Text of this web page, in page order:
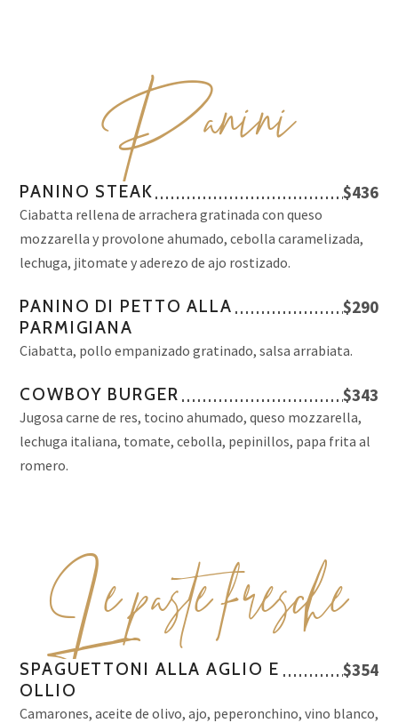
P
anini
PANINO STEAK
Ciabatta rellena de arrachera gratinada con queso
mozzarella y provolone ahumado, cebolla caramelizada,
lechuga, jitomate y aderezo de ajo rostizado.
$436
PANINO DI PETTO ALLA
PARMIGIANA
Ciabatta, pollo empanizado gratinado, salsa arrabiata.
$290
COWBOY BURGER
Jugosa carne de res, tocino ahumado, queso mozzarella,
lechuga italiana, tomate, cebolla, pepinillos, papa frita al
romero.
$343
L
e paste fresche
SPAGUETTONI ALLA AGLIO E
OLLIO
Camarones, aceite de olivo, ajo, peperonchino, vino blanco,
$354